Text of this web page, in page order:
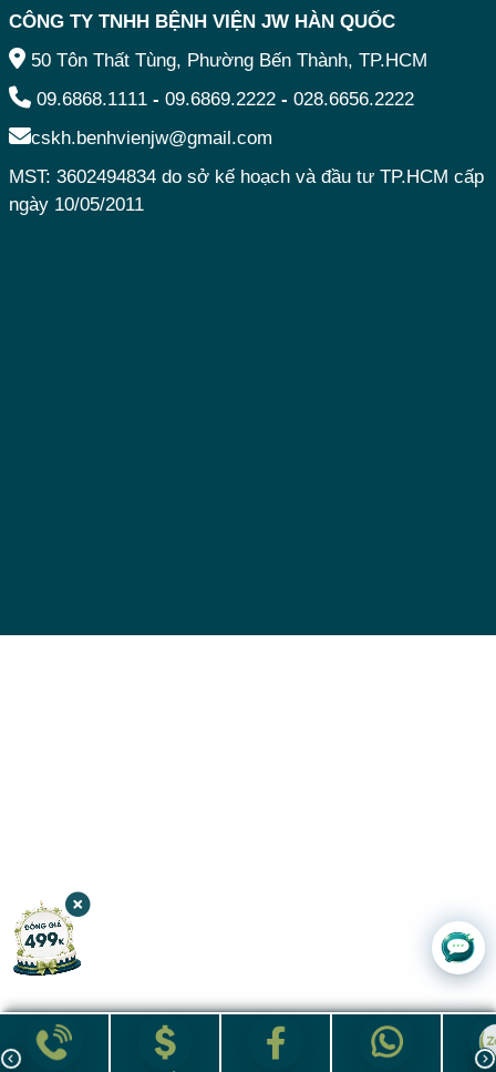
CÔNG TY TNHH BỆNH VIỆN JW HÀN QUỐC
50 Tôn Thất Tùng, Phường Bến Thành, TP.HCM
09.6868.1111 - 09.6869.2222 - 028.6656.2222
cskh.benhvienjw@gmail.com
MST: 3602494834 do sở kế hoạch và đầu tư TP.HCM cấp
ngày 10/05/2011